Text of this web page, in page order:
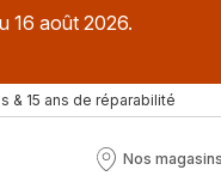
16 août 2026.
& 15 ans de réparabilité
Nos magasins
Nos